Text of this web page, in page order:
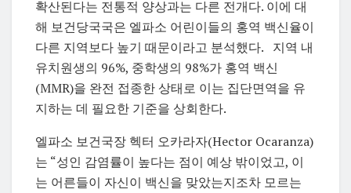
확산된다는 전통적 양상과는 다른 전개다. 이에 대
해 보건당국국은 엘파소 어린이들의 홍역 백신율이
다른 지역보다 높기 때문이라고 분석했다. 지역 내
유치원생의 96%, 중학생의 98%가 홍역 백신
(MMR)을 완전 접종한 상태로 이는 집단면역을 유
지하는 데 필요한 기준을 상회한다.
엘파소 보건국장 헥터 오카라자(Hector Ocaranza)
는 “성인 감염률이 높다는 점이 예상 밖이었고, 이
는 어른들이 자신이 백신을 맞았는지조차 모르는